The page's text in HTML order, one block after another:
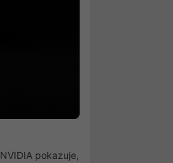
pokazuje,